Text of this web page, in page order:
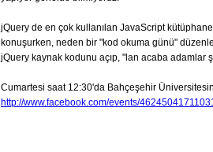
jQuery de en çok kullanılan JavaScript
konuşurken, neden bir "kod okuma günü"
jQuery kaynak kodunu açıp, "lan acaba adamlar
Cumartesi saat 12:30'da Bahçeşehir
http://www.facebook.com/events/